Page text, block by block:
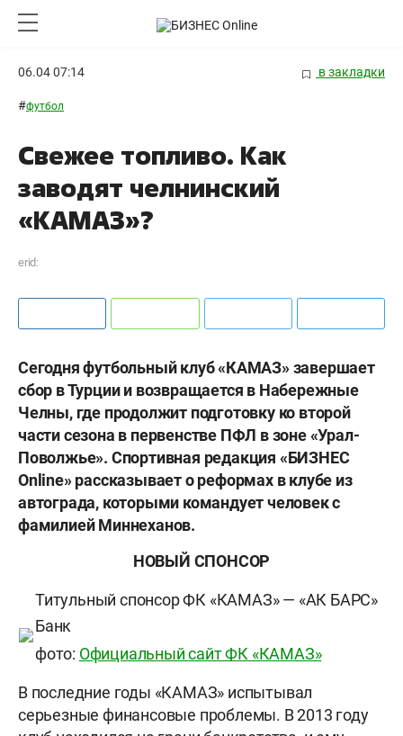
06.04 07:14 в закладки
#футбол
Свежее топливо. Как
заводят челнинский
«КАМАЗ»?
erid:
Сегодня футбольный клуб «КАМАЗ» завершает
сбор в Турции и возвращается в Набережные
Челны, где продолжит подготовку ко второй
части сезона в первенстве ПФЛ в зоне «Урал-
Поволжье». Спортивная редакция «БИЗНЕС
Online» рассказывает о реформах в клубе из
автограда, которыми командует человек с
фамилией Миннеханов.
НОВЫЙ СПОНСОР
Титульный спонсор ФК «КАМАЗ» — «АК БАРС»
Банк
фото: Официальный сайт ФК «КАМАЗ»
В последние годы «КАМАЗ» испытывал
серьезные финансовые проблемы. В 2013 году